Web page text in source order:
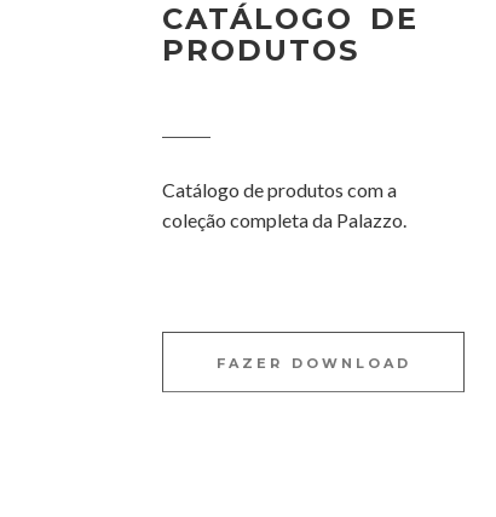
CATÁLOGO DE
PRODUTOS
Catálogo de produtos com a
coleção completa da Palazzo.
FAZER DOWNLOAD